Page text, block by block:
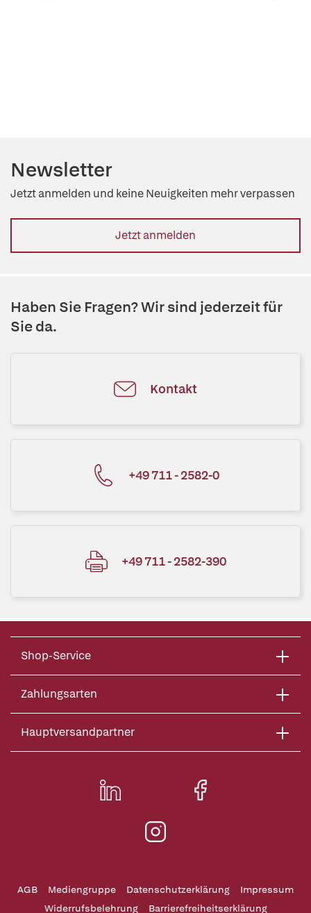
Newsletter
Jetzt anmelden und keine Neuigkeiten mehr verpassen
Jetzt anmelden
Haben Sie Fragen? Wir sind jederzeit für
Sie da.
Kontakt
+49 711 - 2582-0
+49 711 - 2582-390
Shop-Service
Zahlungsarten
Hauptversandpartner
AGB Mediengruppe Datenschutzerklärung
Impressum
Widerrufsbelehrung
Barrierefreiheitserklärung